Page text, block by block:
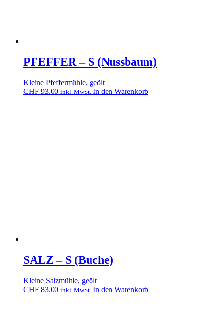
PFEFFER – S (Nussbaum)
Kleine Pfeffermühle, geölt
CHF 93.00 inkl. MwSt. In den Warenkorb
SALZ – S (Buche)
Kleine Salzmühle, geölt
CHF 83.00 inkl. MwSt. In den Warenkorb